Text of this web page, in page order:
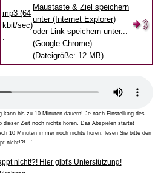
mp3 (64
kbit/sec)
:
Maustaste & Ziel speichern
unter (Internet Explorer)
oder Link speichern unter...
(Google Chrome)
(Dateigröße: 12 MB)
kann bis zu 10 Minuten dauern! Je nach Einstellung des
dieser Zeit noch nichts hören. Das Abspielen startet
10 Minuten immer noch nichts hören, lesen Sie bitte den
nicht!?!...'.
nicht!?! Hier gibt's Unterstützung!